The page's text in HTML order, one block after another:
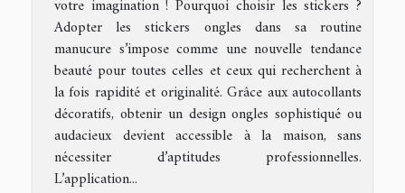
votre imagination ! Pourquoi choisir les stickers ?
Adopter les stickers ongles dans sa routine
manucure s’impose comme une nouvelle tendance
beauté pour toutes celles et ceux qui recherchent à
la fois rapidité et originalité. Grâce aux autocollants
décoratifs, obtenir un design ongles sophistiqué ou
audacieux devient accessible à la maison, sans
nécessiter d’aptitudes professionnelles.
L’application...